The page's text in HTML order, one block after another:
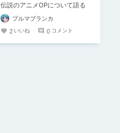
伝説のアニメOPについて語る
プルマブランカ
2 いいね 0 コメント